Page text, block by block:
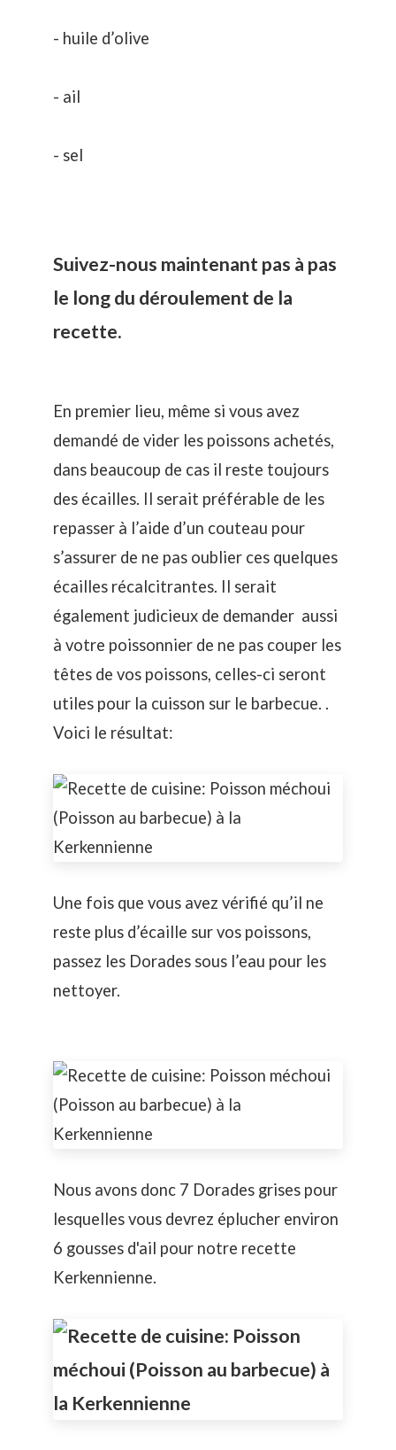
- huile d’olive
- ail
- sel
Suivez-nous maintenant pas à pas
le long du déroulement de la
recette.
En premier lieu, même si vous avez
demandé de vider les poissons achetés,
dans beaucoup de cas il reste toujours
des écailles. Il serait préférable de les
repasser à l’aide d’un couteau pour
s’assurer de ne pas oublier ces quelques
écailles récalcitrantes. Il serait
également judicieux de demander aussi
à votre poissonnier de ne pas couper les
têtes de vos poissons, celles-ci seront
utiles pour la cuisson sur le barbecue. .
Voici le résultat:
Une fois que vous avez vérifié qu’il ne
reste plus d’écaille sur vos poissons,
passez les Dorades sous l’eau pour les
nettoyer.
Nous avons donc 7 Dorades grises pour
lesquelles vous devrez éplucher environ
6 gousses d'ail pour notre recette
Kerkennienne.